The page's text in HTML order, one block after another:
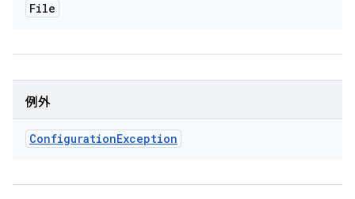
File
例外
ConfigurationException